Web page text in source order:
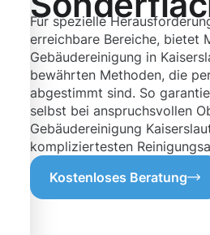
Für spezielle
erreichbare Bereiche, bietet
Gebäudereinigung in
bewährten Methoden, die
abgestimmt sind. So
selbst bei anspruchsvollen
Gebäudereinigung
kompliziertesten
Kostenloses Beratung